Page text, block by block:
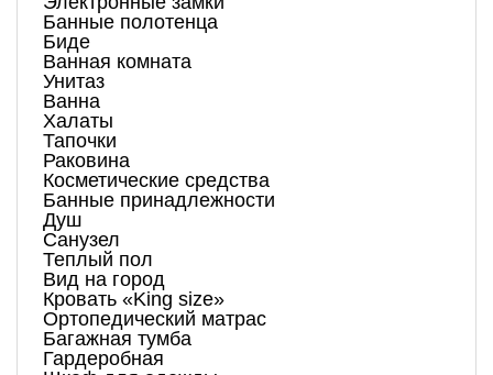
Банные полотенца
Биде
Ванная комната
Унитаз
Ванна
Халаты
Тапочки
Раковина
Косметические средства
Банные принадлежности
Душ
Санузел
Теплый пол
Вид на город
Кровать «King size»
Ортопедический матрас
Багажная тумба
Гардеробная